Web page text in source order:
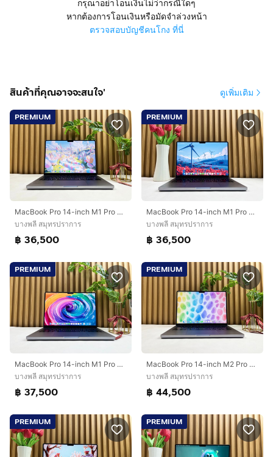
กรุณาอย่าโอนเงินไม่ว่ากรณีใดๆ
หากต้องการโอนเงินหรือมัดจำล่วงหน้า
ตรวจสอบบัญชีคนโกง ที่นี่
สินค้าที่คุณอาจจะสนใจ' ดูเพิ่มเติม
PREMIUM
MacBook Pro 14-inch M1 Pro 2021 Ram32GB SSD1TB Space Gray
บางพลี สมุทรปราการ
฿ 36,500
PREMIUM
MacBook Pro 14-inch M1 Pro 2021 Ram32GB SSD1TB Space Gray
บางพลี สมุทรปราการ
฿ 36,500
PREMIUM
MacBook Pro 14-inch M1 Pro 2021 Ram32GB SSD1TB Space Gray
บางพลี สมุทรปราการ
฿ 37,500
PREMIUM
MacBook Pro 14-inch M2 Pro 2023 Ram32GB SSD1TB Space Gray
บางพลี สมุทรปราการ
฿ 44,500
PREMIUM PREMIUM